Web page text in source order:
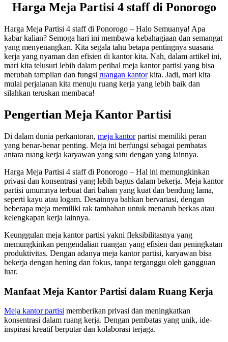
Harga Meja Partisi 4 staff di Ponorogo
Harga Meja Partisi 4 staff di Ponorogo – Halo Semuanya! Apa
kabar kalian? Semoga hari ini membawa kebahagiaan dan semangat
yang menyenangkan. Kita segala tahu betapa pentingnya suasana
kerja yang nyaman dan efisien di kantor kita. Nah, dalam artikel ini,
mari kita telusuri lebih dalam perihal meja kantor partisi yang bisa
merubah tampilan dan fungsi ruangan kantorkita. Jadi, mari kita
mulai perjalanan kita menuju ruang kerja yang lebih baik dan
silahkan teruskan membaca!
Pengertian Meja Kantor Partisi
Di dalam dunia perkantoran, meja kantorpartisi memiliki peran
yang benar-benar penting. Meja ini berfungsi sebagai pembatas
antara ruang kerja karyawan yang satu dengan yang lainnya.
Harga Meja Partisi 4 staff di Ponorogo – Hal ini memungkinkan
privasi dan konsentrasi yang lebih bagus dalam bekerja. Meja kantor
partisi umumnya terbuat dari bahan yang kuat dan bendung lama,
seperti kayu atau logam. Desainnya bahkan bervariasi, dengan
beberapa meja memiliki rak tambahan untuk menaruh berkas atau
kelengkapan kerja lainnya.
Keunggulan meja kantor partisi yakni fleksibilitasnya yang
memungkinkan pengendalian ruangan yang efisien dan peningkatan
produktivitas. Dengan adanya meja kantor partisi, karyawan bisa
bekerja dengan hening dan fokus, tanpa terganggu oleh gangguan
luar.
Manfaat Meja Kantor Partisi dalam Ruang Kerja
Meja kantor partisi memberikan privasi dan meningkatkan
konsentrasi dalam ruang kerja. Dengan pembatas yang unik, ide-
inspirasi kreatif berputar dan kolaborasi terjaga.